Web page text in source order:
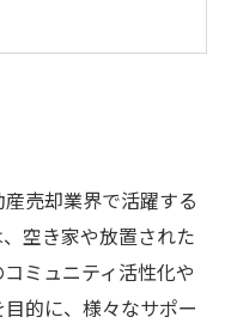
売却業界で活躍する
空き家や放置された
ミュニティ活性化や
的に、様々なサポー